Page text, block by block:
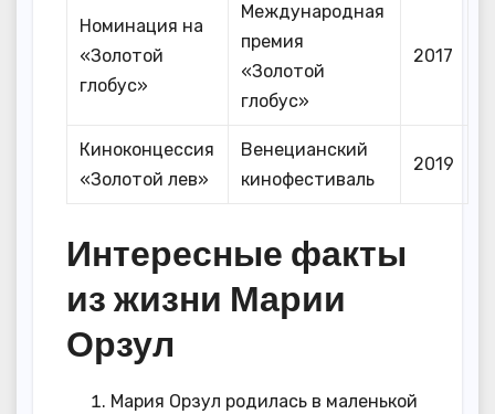
Номинация на
«Золотой
глобус»
Международная
премия
«Золотой
глобус»
2017
Киноконцессия
«Золотой лев»
Венецианский
кинофестиваль
2019
Интересные факты
из жизни Марии
Орзул
Мария Орзул родилась в маленькой